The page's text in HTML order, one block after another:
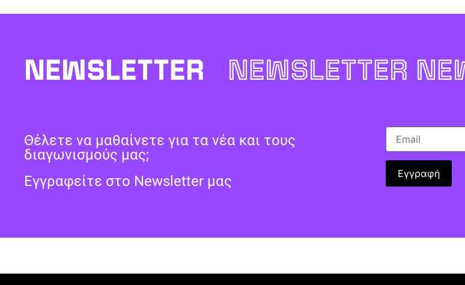
NEWSLETTER NEWSLETTER
Θέλετε να μαθαίνετε για τα νέα και τους
διαγωνισμούς μας;
Εγγραφείτε στο Newsletter μας